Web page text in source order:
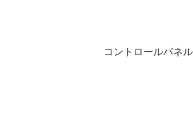
コントロールパネル